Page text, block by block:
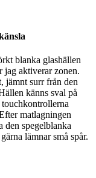
blanka glashällen
jag aktiverar zonen.
jämnt surr från den
känns sval på
touchkontrollerna
matlagningen
den spegelblanka
lämnar små spår.